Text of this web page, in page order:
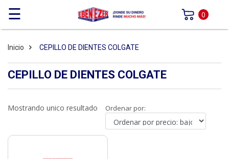
☰ 0
Inicio CEPILLO DE DIENTES COLGATE
CEPILLO DE DIENTES COLGATE
Mostrando unico resultado Ordenar por: